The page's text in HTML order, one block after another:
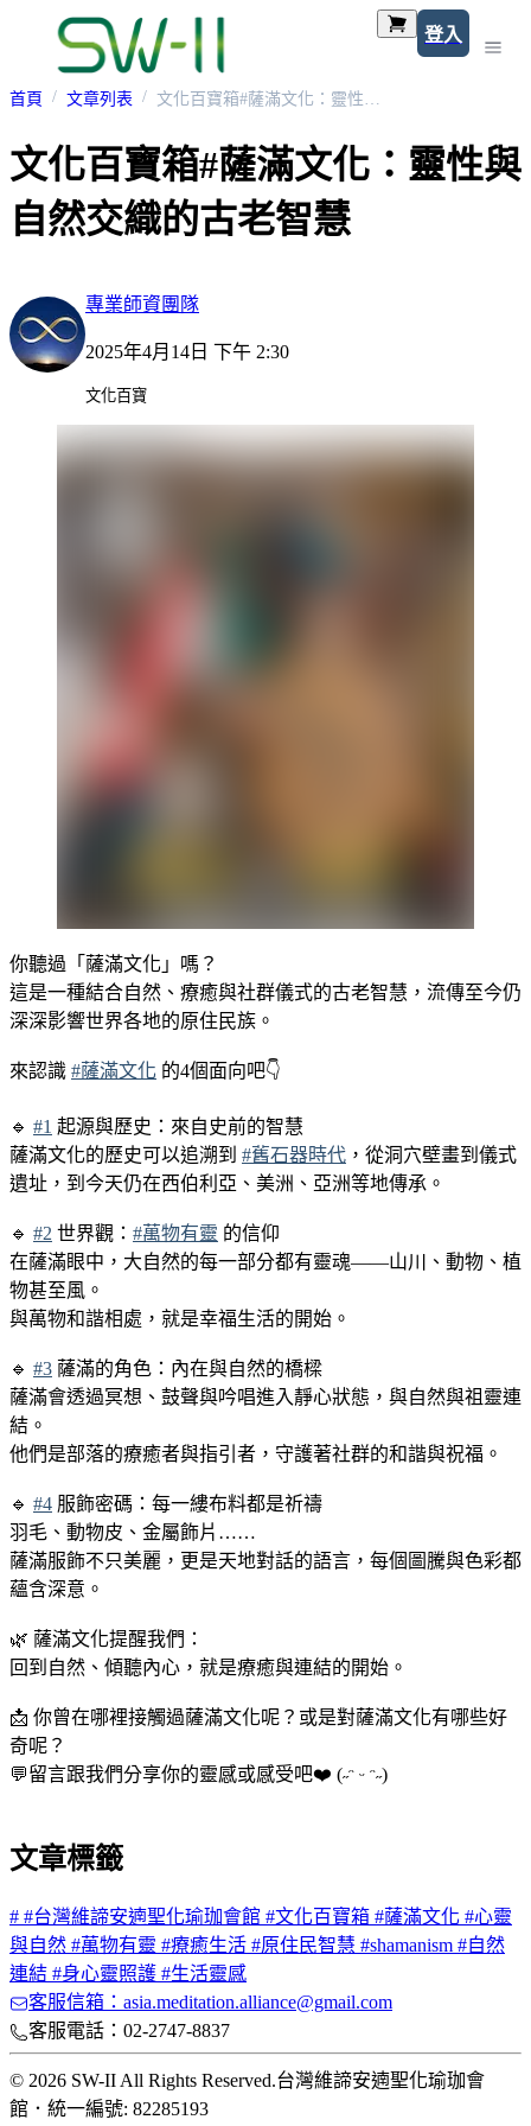
登入
首頁 文章列表 文化百寶箱#薩滿文化：靈性與自然交織的古老智慧
文化百寶箱#薩滿文化：靈性與
自然交織的古老智慧
專業師資團隊
2025年4月14日 下午 2:30
文化百寶
你聽過「薩滿文化」嗎？
這是一種結合自然、療癒與社群儀式的古老智慧，流傳至今仍
深深影響世界各地的原住民族。
來認識 #薩滿文化 的4個面向吧👇
🔹 #1 起源與歷史：來自史前的智慧
薩滿文化的歷史可以追溯到 #舊石器時代 ，從洞穴壁畫到儀式
遺址，到今天仍在西伯利亞、美洲、亞洲等地傳承。
🔹 #2 世界觀： #萬物有靈 的信仰
在薩滿眼中，大自然的每一部分都有靈魂——山川、動物、植
物甚至風。
與萬物和諧相處，就是幸福生活的開始。
🔹 #3 薩滿的角色：內在與自然的橋樑
薩滿會透過冥想、鼓聲與吟唱進入靜心狀態，與自然與祖靈連
結。
他們是部落的療癒者與指引者，守護著社群的和諧與祝福。
🔹 #4 服飾密碼：每一縷布料都是祈禱
羽毛、動物皮、金屬飾片……
薩滿服飾不只美麗，更是天地對話的語言，每個圖騰與色彩都
蘊含深意。
🌿 薩滿文化提醒我們：
回到自然、傾聽內心，就是療癒與連結的開始。
📩 你曾在哪裡接觸過薩滿文化呢？或是對薩滿文化有哪些好
奇呢？
💬留言跟我們分享你的靈感或感受吧❤️ (˶ᵔ ᵕ ᵔ˶)
文章標籤
# #台灣維諦安遖聖化瑜珈會館 #文化百寶箱 #薩滿文化 #心靈
與自然 #萬物有靈 #療癒生活 #原住民智慧 #shamanism #自然
連結 #身心靈照護 #生活靈感
客服信箱：asia.meditation.alliance@gmail.com
客服電話：02-2747-8837
© 2026 SW-II All Rights Reserved.台灣維諦安遖聖化瑜珈會
館 ． 統一編號: 82285193